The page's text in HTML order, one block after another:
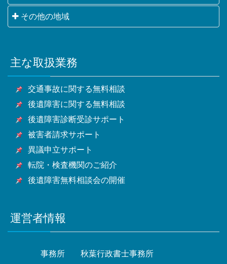
区・板橋区・練馬区・足立区・葛飾区・江戸川区・八
王子市・立川市・武蔵野市・三鷹市・青梅市・府中
市・東大和市・清瀬市・東久留米市・武蔵村山市・多
摩市・稲城市・羽村市・あきる野市・西東京市他東京
都全域
市・所沢市・飯能市・加須市・本庄市・東松山市・春
日部市・狭山市・羽生市・鴻巣市・深谷市・上尾市・
潮市・富士見市・三郷市・蓮田市・坂戸市・幸手市・
鶴ヶ島市・日高市・吉川市・ふじみ野市・白岡市他埼
千葉市・銚子市・市川市・船橋市・館山市・木更津
市・松戸市・野田市・茂原市・成田市・佐倉市・東金
市・富津市・浦安市・四街道市・袖ケ浦市・八街市・
印西市・白井市・富里市・南房総市・匝瑳市・香取
市・山武市・いすみ市・大網白里市他千葉県全域
その他の地域
甲府市・山梨市・南アルプス市他山梨県全域・長野
県・静岡県等
主な取扱業務
交通事故に関する無料相談
後遺障害に関する無料相談
後遺障害診断受診サポート
被害者請求サポート
異議申立サポート
転院・検査機関のご紹介
後遺障害無料相談会の開催
運営者情報
事務所 秋葉行政書士事務所